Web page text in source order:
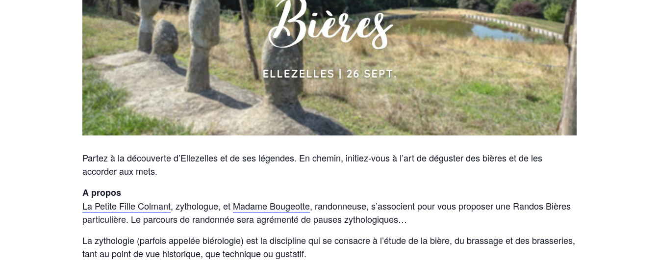
Partez à la découverte d’Ellezelles et de ses légendes. En chemin, initiez-vous à l’art de déguster des bières et de les
accorder aux mets.
A propos
La Petite Fille Colmant, zythologue, et Madame Bougeotte, randonneuse, s’associent pour vous proposer une Randos Bières
particulière. Le parcours de randonnée sera agrémenté de pauses zythologiques…
La zythologie (parfois appelée biérologie) est la discipline qui se consacre à l’étude de la bière, du brassage et des brasseries,
tant au point de vue historique, que technique ou gustatif.